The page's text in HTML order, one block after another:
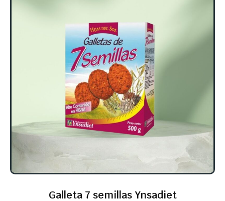
Galleta 7 semillas Ynsadiet